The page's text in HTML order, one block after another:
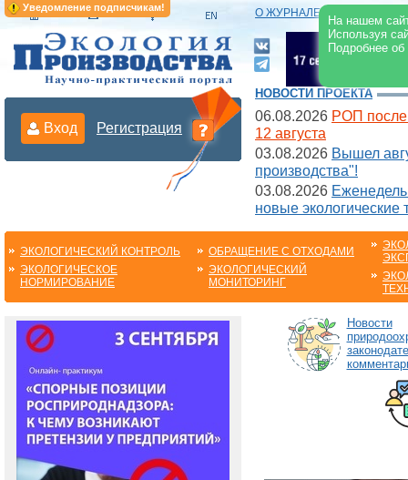
Уведомление подписчикам!
На нашем
Используя
Подробнее
О ЖУРНАЛЕ |
Вход Регистрация
НОВОСТИ ПРОЕКТА
06.08.2026 РОП после
12 августа
03.08.2026 Вышел
производства"!
03.08.2026
новые экологические
ЭКОЛОГИЧЕСКИЙ КОНТРОЛЬ
ЭКОЛОГИЧЕСКОЕ
НОРМИРОВАНИЕ
ОБРАЩЕНИЕ С ОТХОДАМИ
ЭКОЛОГИЧЕСКИЙ
МОНИТОРИНГ
Новости